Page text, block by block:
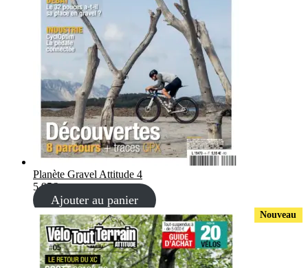
Planète Gravel Attitude 4
5,95€
Ajouter au panier
Nouveau